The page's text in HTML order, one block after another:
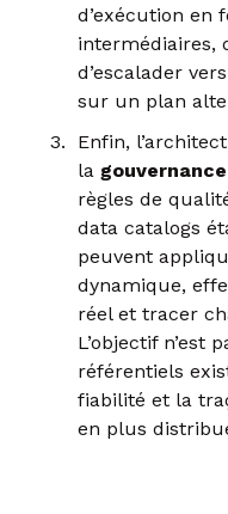
d’exécution en
intermédiaires,
d’escalader
sur un plan
Enfin,
la
règles de
data catalogs
peuvent
dynamique,
réel et tracer
L’objectif n’est
référentiels
fiabilité et la
en plus